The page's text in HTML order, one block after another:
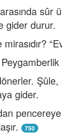
sûr
gider durur.
gider.
750